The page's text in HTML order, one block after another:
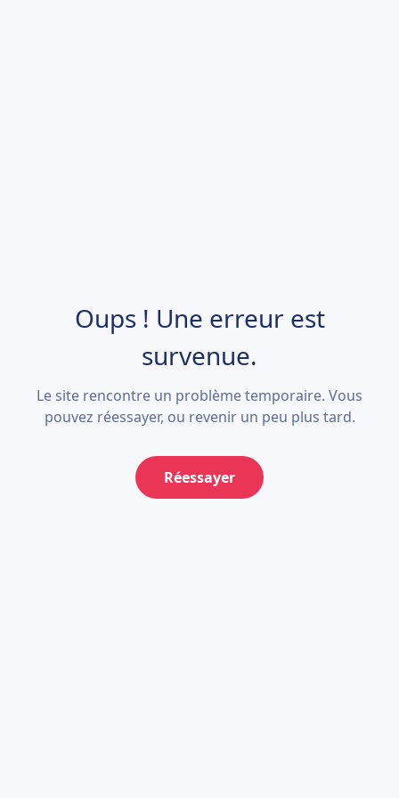
Oups ! Une erreur est
survenue.
Le site rencontre un problème temporaire. Vous
pouvez réessayer, ou revenir un peu plus tard.
Réessayer